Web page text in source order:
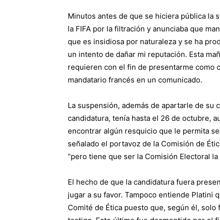
Minutos antes de que se hiciera pública la
la FIFA por la filtración y anunciaba que
que es insidiosa por naturaleza y se ha
un intento de dañar mi reputación. Esta
requieren con el fin de presentarme como
mandatario francés en un comunicado.
La suspensión, además de apartarle de su
candidatura, tenía hasta el 26 de octubre,
encontrar algún resquicio que le permita
señalado el portavoz de la Comisión de
“pero tiene que ser la Comisión Electoral
El hecho de que la candidatura fuera
jugar a su favor. Tampoco entiende Platini
Comité de Ética puesto que, según él,